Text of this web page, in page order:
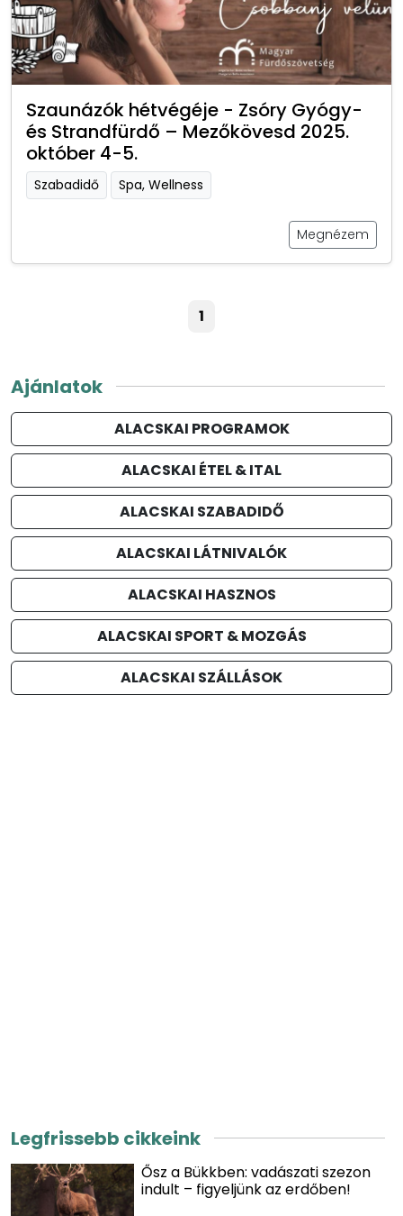
Szaunázók hétvégéje - Zsóry Gyógy-
és Strandfürdő – Mezőkövesd 2025.
október 4-5.
Szabadidő Spa, Wellness
Megnézem
1
Ajánlatok
ALACSKAI PROGRAMOK
ALACSKAI ÉTEL & ITAL
ALACSKAI SZABADIDŐ
ALACSKAI LÁTNIVALÓK
ALACSKAI HASZNOS
ALACSKAI SPORT & MOZGÁS
ALACSKAI SZÁLLÁSOK
Legfrissebb cikkeink
Ősz a Bükkben: vadászati szezon
indult – figyeljünk az erdőben!